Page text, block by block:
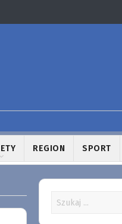
REGION SPORT